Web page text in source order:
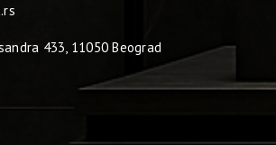
433, 11050 Beograd